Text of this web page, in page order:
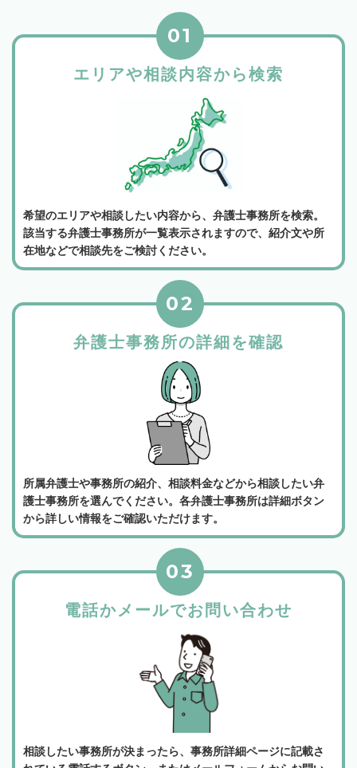
エリアや相談内容から検索
01
希望のエリアや相談したい内容から、弁護士事務所を検索。
該当する弁護士事務所が一覧表示されますので、紹介文や所
在地などで相談先をご検討ください。
弁護士事務所の詳細を確認
02
所属弁護士や事務所の紹介、相談料金などから相談したい弁
護士事務所を選んでください。各弁護士事務所は詳細ボタン
から詳しい情報をご確認いただけます。
電話かメールでお問い合わせ
03
相談したい事務所が決まったら、事務所詳細ページに記載さ